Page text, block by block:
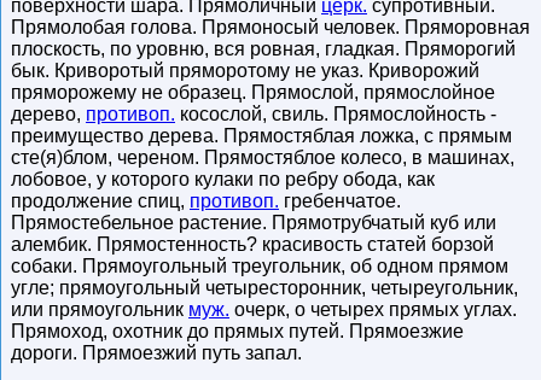
поверхности шара. Прямоличный церк. супротивный.
Прямолобая голова. Прямоносый человек. Пряморовная
плоскость, по уровню, вся ровная, гладкая. Пряморогий
бык. Криворотый пряморотому не указ. Криворожий
пряморожему не образец. Прямослой, прямослойное
дерево, противоп. косослой, свиль. Прямослойность -
преимущество дерева. Прямостяблая ложка, с прямым
сте(я)блом, череном. Прямостяблое колесо, в машинах,
лобовое, у которого кулаки по ребру обода, как
продолжение спиц, противоп. гребенчатое.
Прямостебельное растение. Прямотрубчатый куб или
алембик. Прямостенность? красивость статей борзой
собаки. Прямоугольный треугольник, об одном прямом
угле; прямоугольный четыресторонник, четыреугольник,
или прямоугольник муж. очерк, о четырех прямых углах.
Прямоход, охотник до прямых путей. Прямоезжие
дороги. Прямоезжий путь запал.